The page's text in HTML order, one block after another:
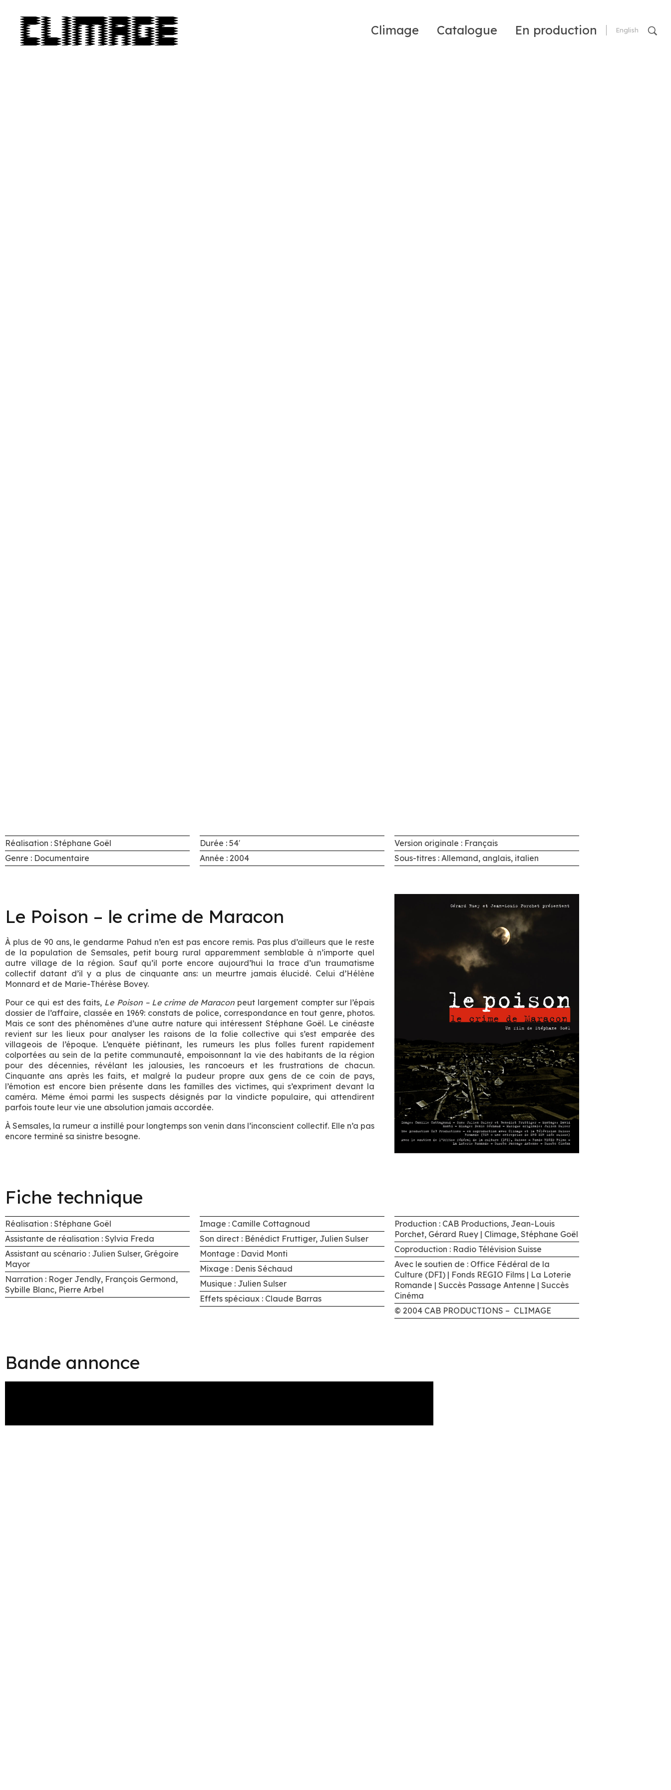
Climage Catalogue En production English
Réalisation : Stéphane Goël
Genre : Documentaire
Durée : 54′
Année : 2004
Version originale : Français
Sous-titres : Allemand, anglais, italien
Le Poison – le crime de Maracon
À plus de 90 ans, le gendarme Pahud n’en est pas encore remis. Pas plus d’ailleurs que le reste
de la population de Semsales, petit bourg rural apparemment semblable à n’importe quel
autre village de la région. Sauf qu’il porte encore aujourd’hui la trace d’un traumatisme
collectif datant d’il y a plus de cinquante ans: un meurtre jamais élucidé. Celui d’Hélène
Monnard et de Marie-Thérèse Bovey.
Pour ce qui est des faits, Le Poison – Le crime de Maraconpeut largement compter sur l’épais
dossier de l’affaire, classée en 1969: constats de police, correspondance en tout genre, photos.
Mais ce sont des phénomènes d’une autre nature qui intéressent Stéphane Goël. Le cinéaste
revient sur les lieux pour analyser les raisons de la folie collective qui s’est emparée des
villageois de l’époque. L’enquête piétinant, les rumeurs les plus folles furent rapidement
colportées au sein de la petite communauté, empoisonnant la vie des habitants de la région
pour des décennies, révélant les jalousies, les rancoeurs et les frustrations de chacun.
Cinquante ans après les faits, et malgré la pudeur propre aux gens de ce coin de pays,
l’émotion est encore bien présente dans les familles des victimes, qui s’expriment devant la
caméra. Même émoi parmi les suspects désignés par la vindicte populaire, qui attendirent
parfois toute leur vie une absolution jamais accordée.
À Semsales, la rumeur a instillé pour longtemps son venin dans l’inconscient collectif. Elle n’a pas
encore terminé sa sinistre besogne.
Fiche technique
Réalisation : Stéphane Goël
Assistante de réalisation : Sylvia Freda
Assistant au scénario : Julien Sulser, Grégoire
Mayor
Narration : Roger Jendly, François Germond,
Sybille Blanc, Pierre Arbel
Image : Camille Cottagnoud
Son direct : Bénédict Fruttiger, Julien Sulser
Montage : David Monti
Mixage : Denis Séchaud
Musique : Julien Sulser
Effets spéciaux : Claude Barras
Production : CAB Productions, Jean-Louis
Porchet, Gérard Ruey | Climage, Stéphane Goël
Coproduction : Radio Télévision Suisse
Avec le soutien de : Office Fédéral de la
Culture (DFI) | Fonds REGIO Films | La Loterie
Romande | Succès Passage Antenne | Succès
Cinéma
© 2004 CAB PRODUCTIONS – CLIMAGE
Bande annonce